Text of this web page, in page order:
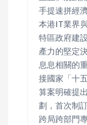
手提速拼經
本港IT業界
特區政府建
產力的堅定
息息相關的
接國家「十
算案明確提
劃，首次制
跨局跨部門